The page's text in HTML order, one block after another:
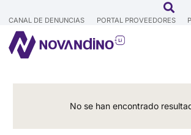
CANAL DE DENUNCIAS PORTAL PROVEEDORES
No se han encontrado